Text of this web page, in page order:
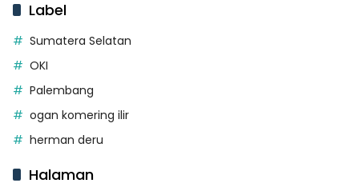
Label
Sumatera Selatan
OKI
Palembang
ogan komering ilir
herman deru
Halaman